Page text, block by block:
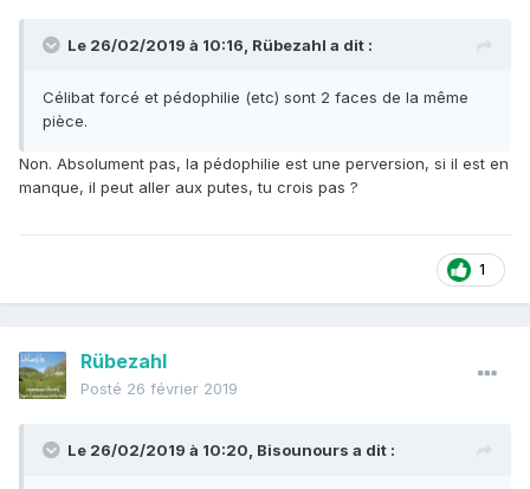
Le 26/02/2019 à 10:16, Rübezahl a dit :
Célibat forcé et pédophilie (etc) sont 2 faces de la même
pièce.
Non. Absolument pas, la pédophilie est une perversion, si il est en
manque, il peut aller aux putes, tu crois pas ?
1
Rübezahl
Posté 26 février 2019
Le 26/02/2019 à 10:20, Bisounours a dit :